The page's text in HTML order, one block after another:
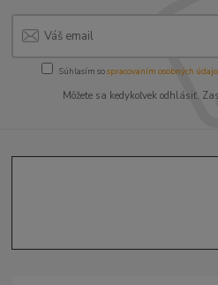
Súhlasím sospracovaním osobných
Môžete sa kedykoľvek odhlásiť.